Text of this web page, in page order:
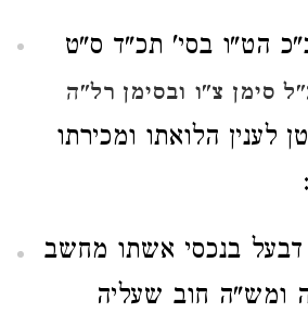
הט"ו בסי' תכ"ד ס"ט
סימן צ"ו ובסימן רל"ה
לענין הלואתו ומכירתו
בנכסי אשתו מחשב
ומש"ה חוב שעליה